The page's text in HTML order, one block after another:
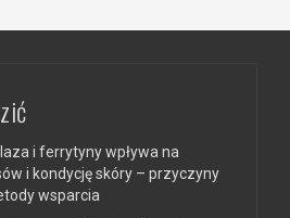
i ferrytyny wpływa na
i kondycję skóry – przyczyny
wsparcia